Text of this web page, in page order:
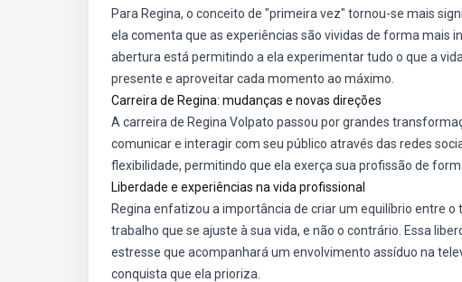
Para Regina, o conceito de "primeira vez" tornou-se mais
ela comenta que as experiências são vividas de forma mais
abertura está permitindo a ela experimentar tudo o que a
presente e aproveitar cada momento ao máximo.
Carreira de Regina: mudanças e novas direções
A carreira de Regina Volpato passou por grandes
comunicar e interagir com seu público através das redes
flexibilidade, permitindo que ela exerça sua profissão de
Liberdade e experiências na vida profissional
Regina enfatizou a importância de criar um equilíbrio entre o
trabalho que se ajuste à sua vida, e não o contrário. Essa
estresse que acompanhará um envolvimento assíduo na
conquista que ela prioriza.